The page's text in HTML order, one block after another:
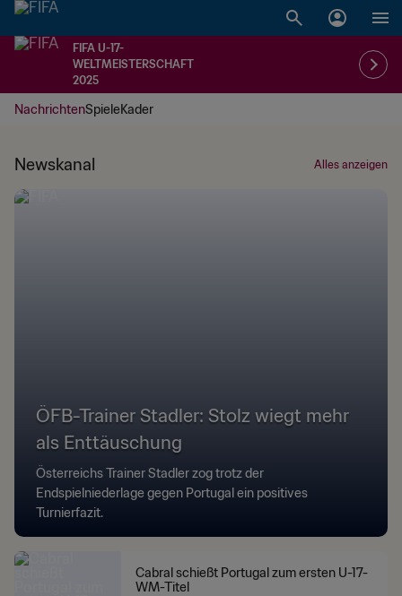
FIFA U-17-
WELTMEISTERSCHAFT
2025
NachrichtenSpieleKader
Newskanal Alles anzeigen
ÖFB-Trainer Stadler: Stolz wiegt mehr
als Enttäuschung
Österreichs Trainer Stadler zog trotz der
Endspielniederlage gegen Portugal ein positives
Turnierfazit.
Cabral schießt Portugal zum ersten U-17-
WM-Titel